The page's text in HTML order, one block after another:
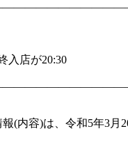
入店が20:30
(内容)は、令和5年3月